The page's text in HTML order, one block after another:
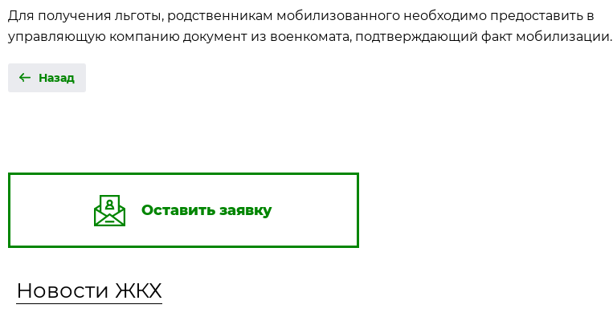
Для получения льготы, родственникам мобилизованного необходимо предоставить в
управляющую компанию документ из военкомата, подтверждающий факт мобилизации.
Назад
Оставить заявку
Новости ЖКХ